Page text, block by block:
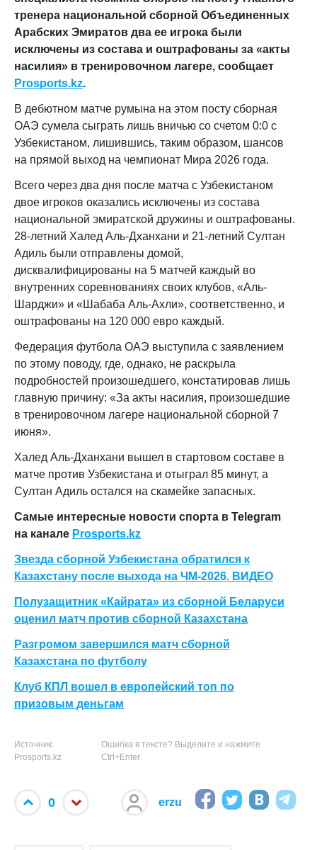
тренера национальной сборной Объединенных
Арабских Эмиратов два ее игрока были
исключены из состава и оштрафованы за «акты
насилия» в тренировочном лагере, сообщает
Prosports.kz.
В дебютном матче румына на этом посту сборная
ОАЭ сумела сыграть лишь вничью со счетом 0:0 с
Узбекистаном, лишившись, таким образом, шансов
на прямой выход на чемпионат Мира 2026 года.
Всего через два дня после матча с Узбекистаном
двое игроков оказались исключены из состава
национальной эмиратской дружины и оштрафованы.
28-летний Халед Аль-Дханхани и 21-летний Султан
Адиль были отправлены домой,
дисквалифицированы на 5 матчей каждый во
внутренних соревнованиях своих клубов, «Аль-
Шарджи» и «Шабаба Аль-Ахли», соответственно, и
оштрафованы на 120 000 евро каждый.
Федерация футбола ОАЭ выступила с заявлением
по этому поводу, где, однако, не раскрыла
подробностей произошедшего, констатировав лишь
главную причину: «За акты насилия, произошедшие
в тренировочном лагере национальной сборной 7
июня».
Халед Аль-Дханхани вышел в стартовом составе в
матче против Узбекистана и отыграл 85 минут, а
Султан Адиль остался на скамейке запасных.
Самые интересные новости спорта в Telegram
на канале Prosports.kz
Звезда сборной Узбекистана обратился к
Казахстану после выхода на ЧМ-2026. ВИДЕО
Полузащитник «Кайрата» из сборной Беларуси
оценил матч против сборной Казахстана
Разгромом завершился матч сборной
Казахстана по футболу
Клуб КПЛ вошел в европейский топ по
призовым деньгам
Источник:
Prosports.kz
Ошибка в тексте? Выделите и нажмите
Ctrl+Enter
0 erzu